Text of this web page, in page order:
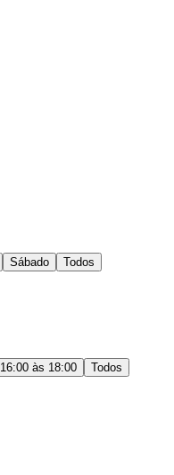
Sábado Todos
16:00 às 18:00
Todos